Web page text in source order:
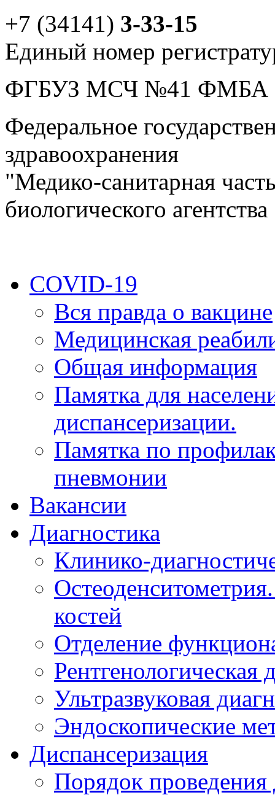
+7 (34141) 3-33-15
Единый номер
ФГБУЗ МСЧ №41
Федеральное
здравоохранения
"Медико-санитарная
биологического агентства
COVID-19
Вся правда о вакцине
Медицинская
Общая информация
Памятка для
диспансеризации.
Памятка по
пневмонии
Вакансии
Диагностика
Клинико-
костей
Отделение
Ультразвуковая
Эндоскопические
Диспансеризация
Порядок проведения